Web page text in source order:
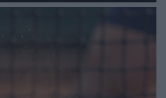
historii